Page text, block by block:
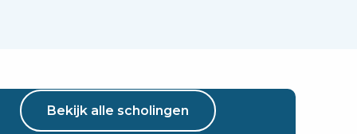
Bekijk alle scholingen